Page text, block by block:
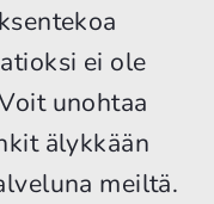
ei ole
unohtaa
älykkään
meiltä.